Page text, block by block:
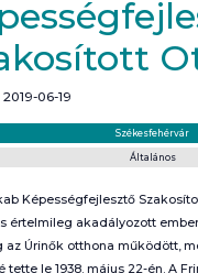
06-19
Székesfehérvár
Általános
Képességfejlesztő
értelmileg akadályozott
az Úrinők otthona működött,
tette le 1938. május 22-én. A